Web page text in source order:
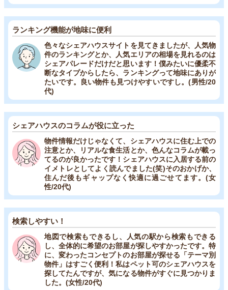
ランキング機能が地味に便利
色々なシェアハウスサイトを見てきましたが、人気物
件のランキングとか、人気エリアの相場を見れるのは
シェアパレードだけだと思います！僕みたいに優柔不
断なタイプからしたら、ランキングって地味にありが
たいです。良い物件も見つけやすいですし。(男性/20
代)
シェアハウスのコラムが役に立った
物件情報だけじゃなくて、シェアハウスに住む上での
注意とか、リアルな食生活とか、色んなコラムが載っ
てるのが良かったです！シェアハウスに入居する前の
イメトレとしてよく読んでました(笑)そのおかげか、
住んだ後もギャップなく快適に過ごせてます。(女
性/20代)
検索しやすい！
地図で検索もできるし、人気の駅から検索もできる
し、全体的に希望のお部屋が探しやすかったです。特
に、変わったコンセプトのお部屋が探せる「テーマ別
物件」はすごく便利！私はペット可のシェアハウスを
探してたんですが、気になる物件がすぐに見つかりま
した。(女性/20代)